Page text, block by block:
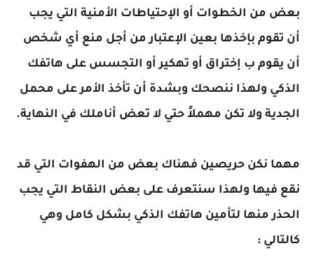
بعض من الخطوات أو الإحتياطات الأمنية التي يجب
أن تقوم بإخذها بعين الإعتبار من أجل منع أي شخص
أن يقوم ب إختراق أو تهكير أو التجسس على هاتفك
الذكي ولهذا ننصحك وبشدة أن تأخذ الأمر على محمل
الجدية ولا تكن مهملاً حتي لا تعض أناملك في النهاية.
مهما نكن حريصين فهناك بعض من الهفوات التي قد
نقع فيها ولهذا سنتعرف على بعض النقاط التي يجب
الحذر منها لتأمين هاتفك الذكي بشكل كامل وهي
كالتالي :